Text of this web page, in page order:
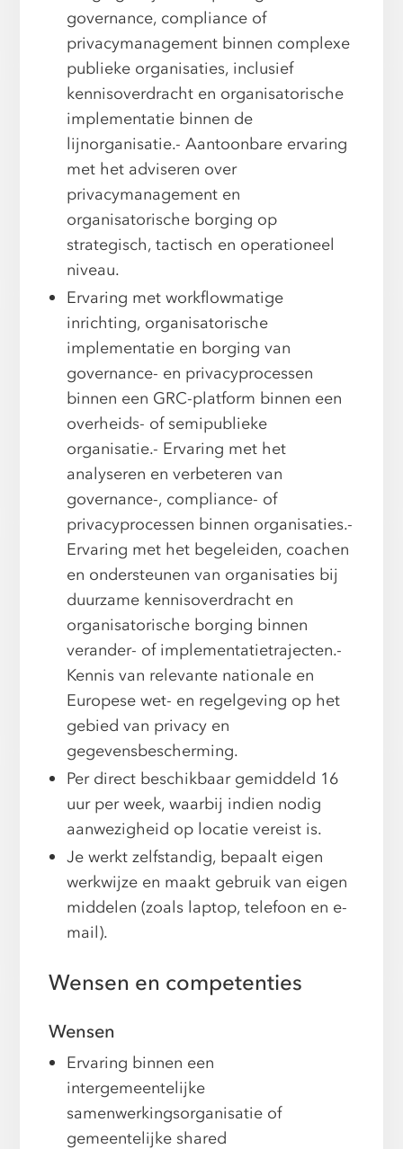
governance, compliance of
privacymanagement binnen complexe
publieke organisaties, inclusief
kennisoverdracht en organisatorische
implementatie binnen de
lijnorganisatie.- Aantoonbare ervaring
met het adviseren over
privacymanagement en
organisatorische borging op
strategisch, tactisch en operationeel
niveau.
Ervaring met workflowmatige
inrichting, organisatorische
implementatie en borging van
governance- en privacyprocessen
binnen een GRC-platform binnen een
overheids- of semipublieke
organisatie.- Ervaring met het
analyseren en verbeteren van
governance-, compliance- of
privacyprocessen binnen organisaties.-
Ervaring met het begeleiden, coachen
en ondersteunen van organisaties bij
duurzame kennisoverdracht en
organisatorische borging binnen
verander- of implementatietrajecten.-
Kennis van relevante nationale en
Europese wet- en regelgeving op het
gebied van privacy en
gegevensbescherming.
Per direct beschikbaar gemiddeld 16
uur per week, waarbij indien nodig
aanwezigheid op locatie vereist is.
Je werkt zelfstandig, bepaalt eigen
werkwijze en maakt gebruik van eigen
middelen (zoals laptop, telefoon en e-
mail).
Wensen en competenties
Wensen
Ervaring binnen een
intergemeentelijke
samenwerkingsorganisatie of
gemeentelijke shared